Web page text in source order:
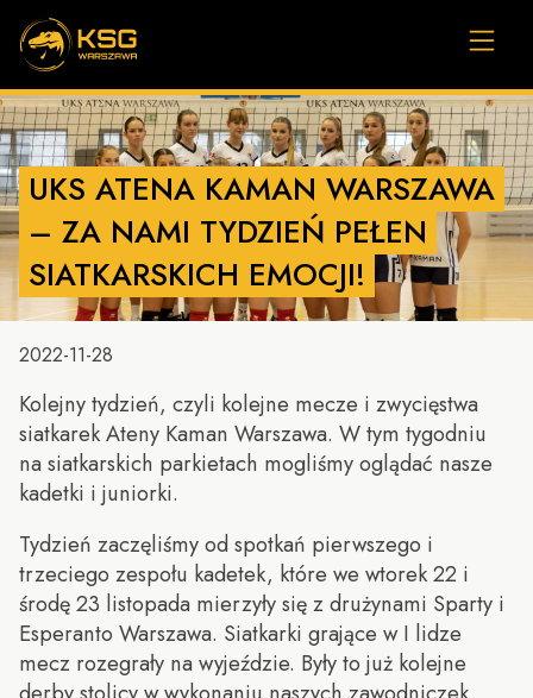
UKS ATENA KAMAN WARSZAWA
– ZA NAMI TYDZIEŃ PEŁEN
SIATKARSKICH EMOCJI!
2022-11-28
Kolejny tydzień, czyli kolejne mecze i zwycięstwa
siatkarek Ateny Kaman Warszawa. W tym tygodniu
na siatkarskich parkietach mogliśmy oglądać nasze
kadetki i juniorki.
Tydzień zaczęliśmy od spotkań pierwszego i
trzeciego zespołu kadetek, które we wtorek 22 i
środę 23 listopada mierzyły się z drużynami Sparty i
Esperanto Warszawa. Siatkarki grające w I lidze
mecz rozegrały na wyjeździe. Były to już kolejne